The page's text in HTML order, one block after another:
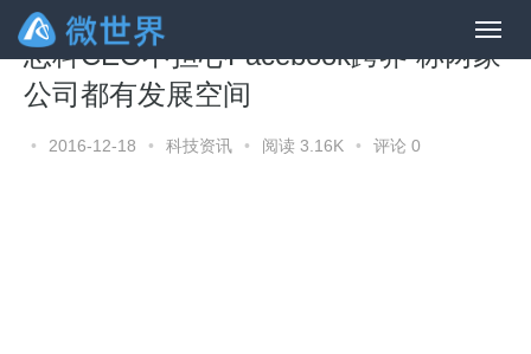
思科CEO不担心Facebook跨界 称两家
公司都有发展空间
• 2016-12-18 • 科技资讯 • 阅读 3.16K • 评论 0